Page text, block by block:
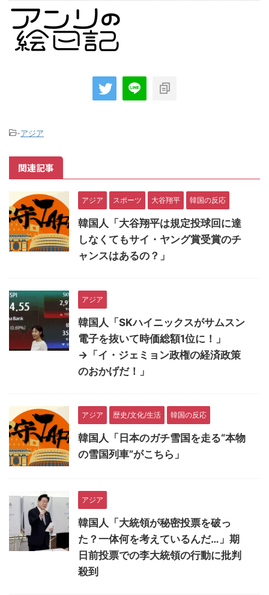
-アジア
関連記事
アジア スポーツ 大谷翔平 韓国の反応
韓国人「大谷翔平は規定投球回に達
しなくてもサイ・ヤング賞受賞のチ
ャンスはあるの？」
アジア
韓国人「SKハイニックスがサムスン
電子を抜いて時価総額1位に！」
→「イ・ジェミョン政権の経済政策
のおかげだ！」
アジア 歴史/文化/生活 韓国の反応
韓国人「日本のガチ雪国を走る“本物
の雪国列車”がこちら」
アジア
韓国人「大統領が秘密投票を破っ
た？一体何を考えているんだ…」期
日前投票での李大統領の行動に批判
殺到